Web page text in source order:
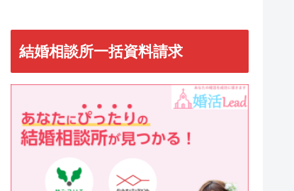
結婚相談所一括資料請求